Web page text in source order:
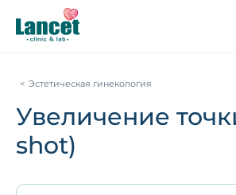
Эстетическая гинекология
Увеличение
shot)